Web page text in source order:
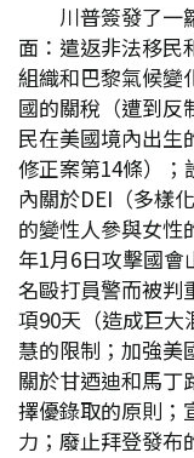
川普簽發了一
面：遣返非法移民
組織和巴黎氣候變
國的關稅（遭到反
民在美國境內出生
修正案第14條）
內關於DEI（多樣
的變性人參與女性
年1月6日攻擊國
名毆打員警而被判
項90天（造成巨大
慧的限制；加強美
關於甘迺迪和馬丁
擇優錄取的原則；
力；廢止拜登發布